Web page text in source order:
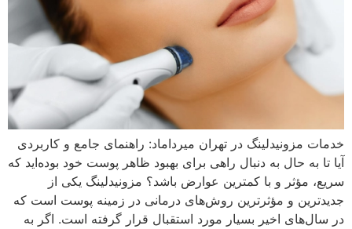
خدمات مزونیدلینگ در تهران میرداماد: راهنمای جامع و کاربردی
آیا تا به حال به دنبال راهی برای بهبود ظاهر پوست خود بوده‌اید که
سریع، مؤثر و با کمترین عوارض باشد؟ مزونیدلینگ یکی از
جدیدترین و مؤثرترین روش‌های درمانی در زمینه پوست است که
در سال‌های اخیر بسیار مورد استقبال قرار گرفته است. اگر به